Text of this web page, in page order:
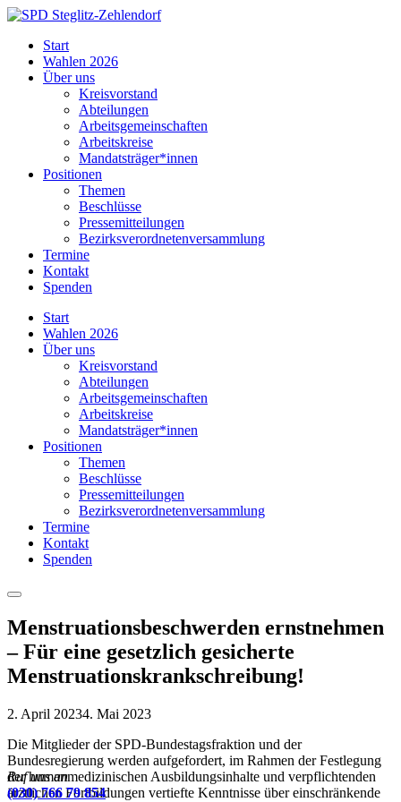
Skip
content
Steglitz-
Zehlendorf
Start
Wahlen 2026
Über uns
Kreisvorstand
Abteilungen
Arbeitsgemeinschaften
Arbeitskreise
Mandatsträger*innen
Positionen
Themen
Beschlüsse
Pressemitteilungen
Bezirksverordnetenversammlung
Termine
Kontakt
Spenden
Start
Wahlen 2026
Über uns
Kreisvorstand
Abteilungen
Arbeitsgemeinschaften
Arbeitskreise
Mandatsträger*innen
Positionen
Themen
Beschlüsse
Pressemitteilungen
Bezirksverordnetenversammlung
Termine
Kontakt
Spenden
Menu
Menstruationsbeschwerden ernstnehmen
– Für eine gesetzlich gesicherte
Menstruationskrankschreibung!
2. April 20234. Mai 2023
Die Mitglieder der SPD-Bundestagsfraktion und der
Bundesregierung werden aufgefordert, im Rahmen der Festlegung
der humanmedizinischen Ausbildungsinhalte und verpflichtenden
ärztlichen Fortbildungen vertiefte Kenntnisse über einschränkende
Ruf uns an
(030) 766 79 854